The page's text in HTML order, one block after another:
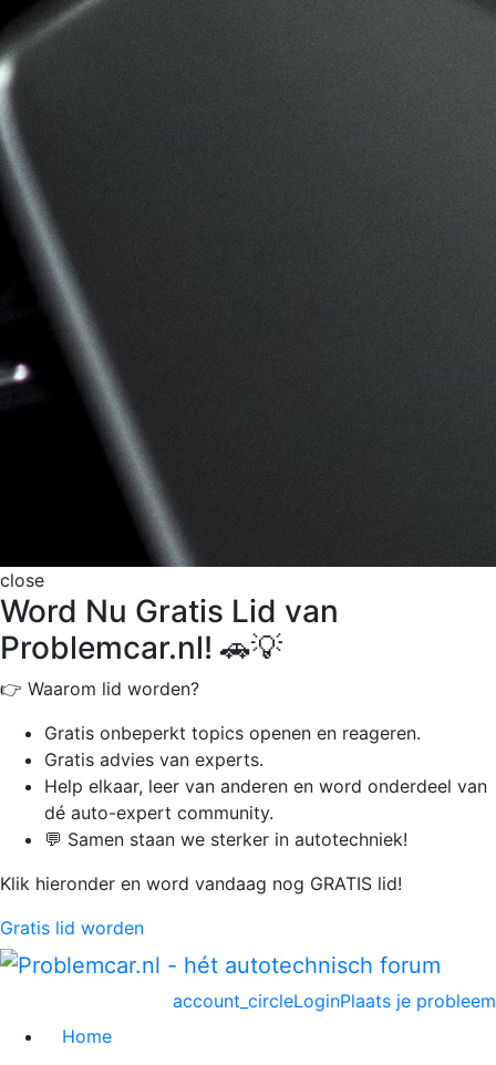
close
Word Nu Gratis Lid van
Problemcar.nl! 🚗💡
👉 Waarom lid worden?
Gratis onbeperkt topics openen en reageren.
Gratis advies van experts.
Help elkaar, leer van anderen en word onderdeel van
dé auto-expert community.
💬 Samen staan we sterker in autotechniek!
Klik hieronder en word vandaag nog GRATIS lid!
Gratis lid worden
Plaats je probleem
account_circleLogin
Home